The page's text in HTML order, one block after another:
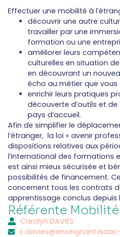
Effectuer une mobilité à
découvrir une autre
travailler par une
formation ou une
améliorer leurs
culturelles en situation
en découvrant un
écho au métier que
enrichir leurs pratiques
découverte d’outils et
pays d’accueil.
Afin de simplifier le
l’étranger, la loi « avenir
dispositions relatives aux
l’international des formations
est ainsi mieux sécurisée et
possibilités de financement.
concernent tous les contrats
apprentissage conclus depuis
Référente Mobilité
Carolyn DAVIES